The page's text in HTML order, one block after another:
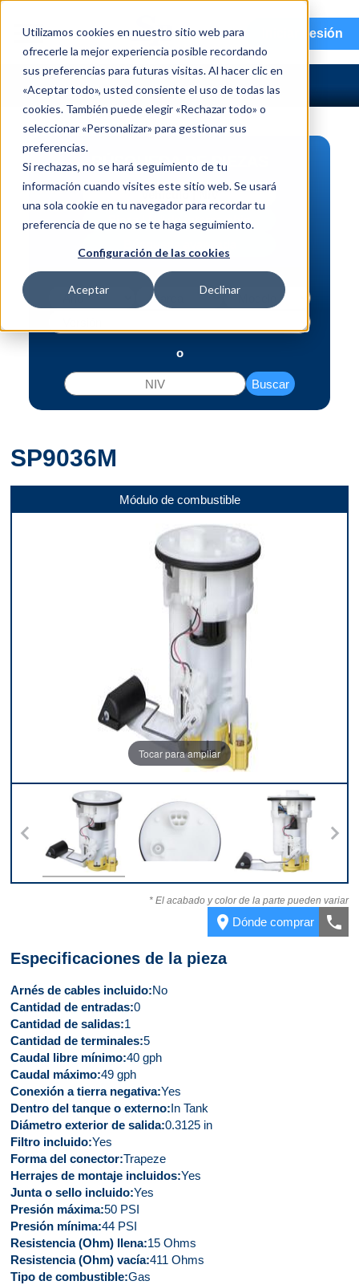
Utilizamos cookies en nuestro sitio web para
ofrecerle la mejor experiencia posible recordando
sus preferencias para futuras visitas. Al hacer clic en
«Aceptar todo», usted consiente el uso de todas las
cookies. También puede elegir «Rechazar todo» o
seleccionar «Personalizar» para gestionar sus
preferencias.
Si rechazas, no se hará seguimiento de tu
información cuando visites este sitio web. Se usará
una sola cookie en tu navegador para recordar tu
preferencia de que no se te haga seguimiento.
Configuración de las cookies
Aceptar Declinar
menu Iniciar sesión
BÚSQUEDA DE PIEZAS
Vehículo | NIV
Pieza | N.º de intercambio
o
Buscar
SP9036M
Módulo de combustible
Tocar para ampliar
Conector Parte delantera
* El acabado y color de la parte pueden variar
place Dónde comprar call
Especificaciones de la pieza
Arnés de cables incluido No
Cantidad de entradas 0
Cantidad de salidas 1
Cantidad de terminales 5
Caudal libre mínimo 40 gph
Caudal máximo 49 gph
Conexión a tierra negativa Yes
Dentro del tanque o externo In Tank
Diámetro exterior de salida 0.3125 in
Filtro incluido Yes
Forma del conector Trapeze
Herrajes de montaje incluidos Yes
Junta o sello incluido Yes
Presión máxima 50 PSI
Presión mínima 44 PSI
Resistencia (Ohm) llena 15 Ohms
Resistencia (Ohm) vacía 411 Ohms
Tipo de combustible Gas